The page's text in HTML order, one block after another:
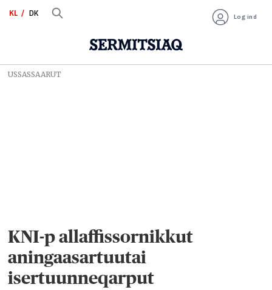
KL DK Log ind
USSASSAARUT
KNI-p allaffissornikkut
aningaasartuutai
isertuunneqarput